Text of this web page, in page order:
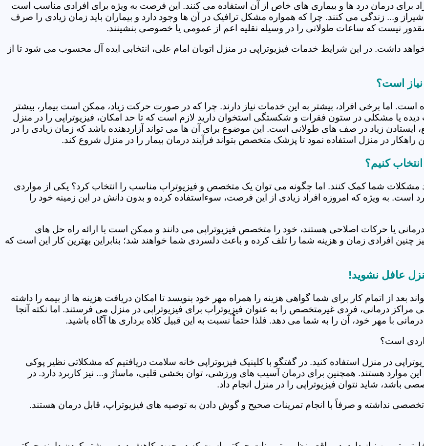
برای درمان درد ها و بیماری های خاص از آن استفاده می کنند. این فرصت به ویژه برای افرادی مناسب است
و... زندگی می کنند. چرا که همواره مشکل ترافیک در آن ها وجود دارد و بیماران باید زمان زیادی را صرف
نیست که ساعات طولانی را در وسیله نقلیه اعم از عمومی یا خصوصی بنشینند.
داشت. در این شرایط خدمات فیزیوتراپی در منزل اتوبان امام علی، انتخابی ایده آل محسوب می شود تا از
نیاز است؟
است. اما برخی افراد، بیشتر به این خدمات نیاز دارند. چرا که در صورت حرکت زیاد، ممکن است بیمار، بیشتر
یا مشکلی در ستون فقرات و شکستگی استخوان دارید لازم است که تا حد امکان، فیزیوتراپی را در منزل
ایستادن زیاد در صف های طولانی است. این موضوع برای آن ها می تواند آزاردهنده باشد که زمان زیادی را در
در منزل استفاده نمود تا پزشک متخصص بتواند فرآیند درمان بیمار را در منزل شروع کند.
کنیم؟
مشکلات شما کمک کنند. اما چگونه می توان یک متخصص و فیزیوتراپ مناسب را انتخاب کرد؟ یکی از مواردی
است. به ویژه که امروزه افراد زیادی از این فرصت، سوءاستفاده کرده و بدون دانش در این زمینه خود را
درمانی یا حرکات اصلاحی هستند، خود را متخصص فیزیوتراپی می دانند و ممکن است با ارائه راه حل های
چنین افرادی زمان و هزینه شما را تلف کرده و باعث دلسردی شما خواهند شد؛ بنابراین بهترین کار این است که
عافل نشوید!
بعد از اتمام کار برای شما گواهی هزینه را همراه مهر خود بنویسد تا امکان دریافت هزینه ها از بیمه را داشته
درمانی، فردی غیرمتخصص را به عنوان فیزیوتراپ برای فیزیوتراپی در منزل می فرستند. اما نکته آنجا
با مهر خود، آن را به شما می دهد. فلذا حتماً نسبت به این قبیل کلاه برداری ها آگاه باشید.
است؟
در منزل استفاده کنید. در گفتگو با کلینیک فیزیوتراپی خانه سلامت دریافتیم که مشکلاتی نظیر پوکی
هستند. همچنین برای درمان آسیب های ورزشی، توان بخشی قلبی، ماساژ و... نیز کاربرد دارد. در
باشد، شاید نتوان فیزیوتراپی را در منزل انجام داد.
نداشته و صرفاً با انجام تمرینات صحیح و گوش دادن به توصیه های فیزیوتراپ، قابل درمان هستند.